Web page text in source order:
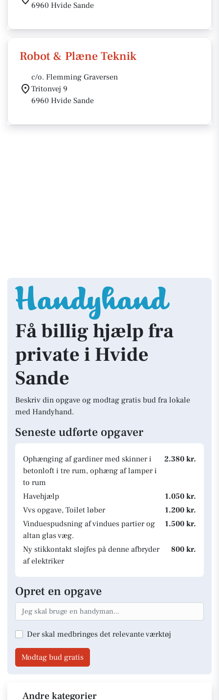
6960 Hvide Sande
Robot & Plæne Teknik
c/o. Flemming Graversen
Tritonvej 9
6960 Hvide Sande
Få billig hjælp fra
private i Hvide
Sande
Beskriv din opgave og modtag gratis bud fra lokale
med Handyhand.
Seneste udførte opgaver
Ophænging af gardiner med skinner i
betonloft i tre rum, ophæng af lamper i
to rum
2.380 kr.
Havehjælp
1.050 kr.
Vvs opgave, Toilet løber
1.200 kr.
Vinduespudsning af vindues partier og
altan glas væg.
1.500 kr.
Ny stikkontakt sløjfes på denne afbryder
af elektriker
800 kr.
Opret en opgave
Der skal medbringes det relevante værktøj
Modtag bud gratis
Andre kategorier